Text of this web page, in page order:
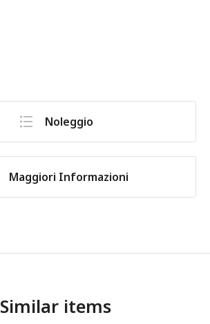
Noleggio
Maggiori Informazioni
Similar items